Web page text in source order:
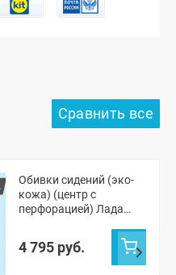
Обивки сидений (эко-
кожа) (центр с
перфорацией) Лада
универсал 2171
(овальные малые
подголовники) (без
4 795 руб.